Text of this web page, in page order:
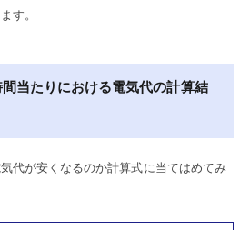
す。
当たりにおける電気代の計算結
代が安くなるのか計算式に当てはめてみ